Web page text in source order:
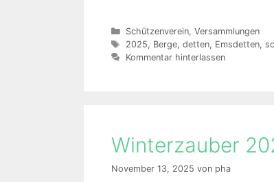
Kategorien
Schützenverein, Versammlungen
Schlagwörter
2025, Berge, detten, Emsdetten,
Kommentar hinterlassen
Winterzauber
November 13, 2025 von pha